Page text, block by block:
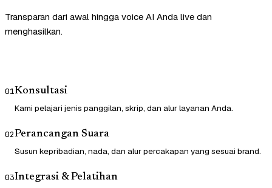
Transparan dari awal hingga voice AI Anda live dan
menghasilkan.
01Konsultasi
Kami pelajari jenis panggilan, skrip, dan alur layanan Anda.
02Perancangan Suara
Susun kepribadian, nada, dan alur percakapan yang sesuai brand.
03Integrasi & Pelatihan